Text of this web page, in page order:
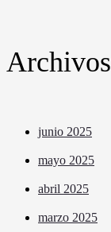
Archivos
junio 2025
mayo 2025
abril 2025
marzo 2025